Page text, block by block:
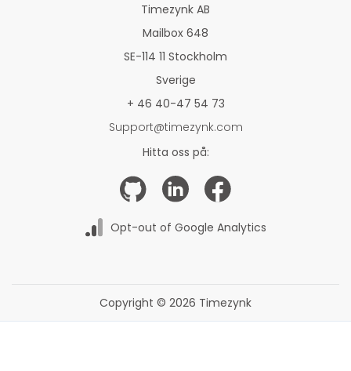
Timezynk AB
Mailbox 648
SE-114 11 Stockholm
Sverige
+ 46 40-47 54 73
Support@timezynk.com
Hitta oss på:
Opt-out of Google Analytics
Copyright © 2026 Timezynk